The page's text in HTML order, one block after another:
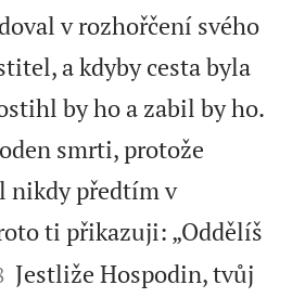
v rozhořčení svého
a kdyby cesta byla
by ho a zabil by ho.
smrti, protože
nikdy předtím v
ti přikazuji: „Oddělíš
Jestliže Hospodin, tvůj